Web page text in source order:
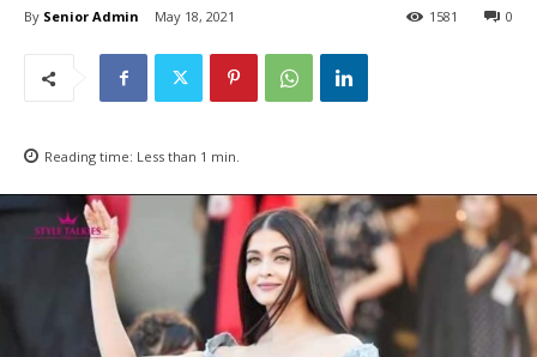
By Senior Admin May 18, 2021 0
1581
Reading time: Less than 1 min.